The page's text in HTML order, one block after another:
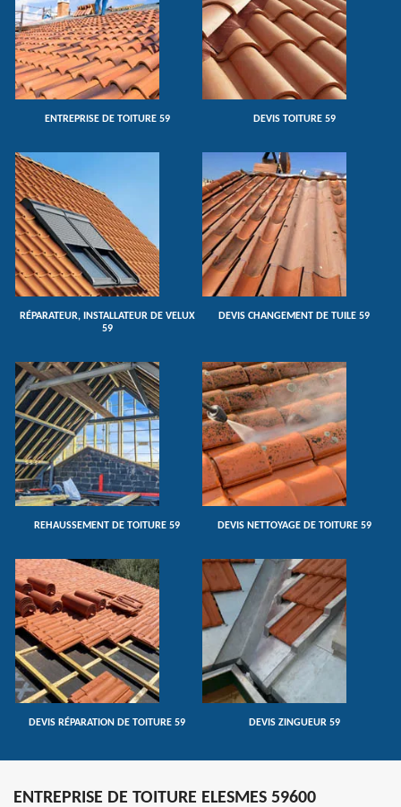
ENTREPRISE DE TOITURE 59 DEVIS TOITURE 59
RÉPARATEUR, INSTALLATEUR DE VELUX
59
DEVIS CHANGEMENT DE TUILE 59
REHAUSSEMENT DE TOITURE 59 DEVIS NETTOYAGE DE TOITURE 59
DEVIS RÉPARATION DE TOITURE 59 DEVIS ZINGUEUR 59
ENTREPRISE DE TOITURE ELESMES 59600